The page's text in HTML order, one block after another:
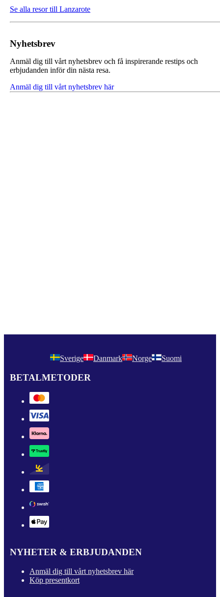
Se alla resor till Lanzarote
Nyhetsbrev
Anmäl dig till vårt nyhetsbrev och få inspirerande restips och
erbjudanden inför din nästa resa.
Anmäl dig till vårt nyhetsbrev här
Sverige Danmark Norge Suomi
BETALMETODER
NYHETER & ERBJUDANDEN
Anmäl dig till vårt nyhetsbrev här
Köp presentkort